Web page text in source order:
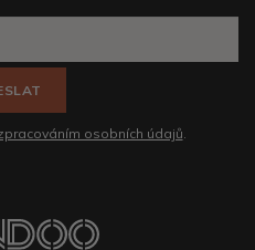
osobních údajů.